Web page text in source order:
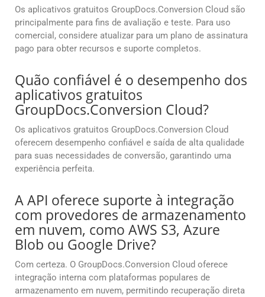
Os aplicativos gratuitos GroupDocs.Conversion Cloud são
principalmente para fins de avaliação e teste. Para uso
comercial, considere atualizar para um plano de assinatura
pago para obter recursos e suporte completos.
Quão confiável é o desempenho dos
aplicativos gratuitos
GroupDocs.Conversion Cloud?
Os aplicativos gratuitos GroupDocs.Conversion Cloud
oferecem desempenho confiável e saída de alta qualidade
para suas necessidades de conversão, garantindo uma
experiência perfeita.
A API oferece suporte à integração
com provedores de armazenamento
em nuvem, como AWS S3, Azure
Blob ou Google Drive?
Com certeza. O GroupDocs.Conversion Cloud oferece
integração interna com plataformas populares de
armazenamento em nuvem, permitindo recuperação direta